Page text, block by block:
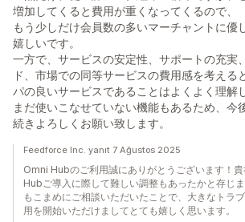
増加してくると費用が重くなってくるので、
もう少しだけ会員数の多いマーチャントに優
嬉しいです。
一方で、サービスの安定性、サポートの充実
ド、市場での同等サービスの費用感を考える
パの良いサービスであることはよくよく理解
まだ使いこなせていない機能もあるため、今
続きよろしくお願い致します。
Feedforce Inc. yanıt 7 Ağustos 2025
Omni Hubのご利用誠にありがとうございます！
Hubご導入に際して難しい調整もあったかと存じ
もこまめにご相談いただいたことで、大きなトラ
用を開始いただけましてとても嬉しく思います。